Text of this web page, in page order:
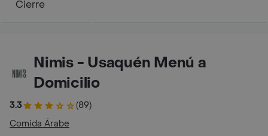
Cierre
Nimis - Usaquén Menú a
Domicilio
3.3
(89)
Comida Árabe